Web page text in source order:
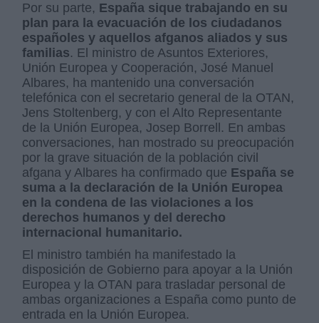
Por su parte, España sique trabajando en su
plan para la evacuación de los ciudadanos
españoles y aquellos afganos aliados y sus
familias. El ministro de Asuntos Exteriores,
Unión Europea y Cooperación, José Manuel
Albares, ha mantenido una conversación
telefónica con el secretario general de la OTAN,
Jens Stoltenberg, y con el Alto Representante
de la Unión Europea, Josep Borrell. En ambas
conversaciones, han mostrado su preocupación
por la grave situación de la población civil
afgana y Albares ha confirmado que España se
suma a la declaración de la Unión Europea
en la condena de las violaciones a los
derechos humanos y del derecho
internacional humanitario.
El ministro también ha manifestado la
disposición de Gobierno para apoyar a la Unión
Europea y la OTAN para trasladar personal de
ambas organizaciones a España como punto de
entrada en la Unión Europea.